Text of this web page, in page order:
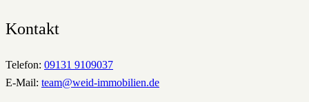
Kontakt
Telefon: 09131 9109037
E-Mail: team@weid-immobilien.de